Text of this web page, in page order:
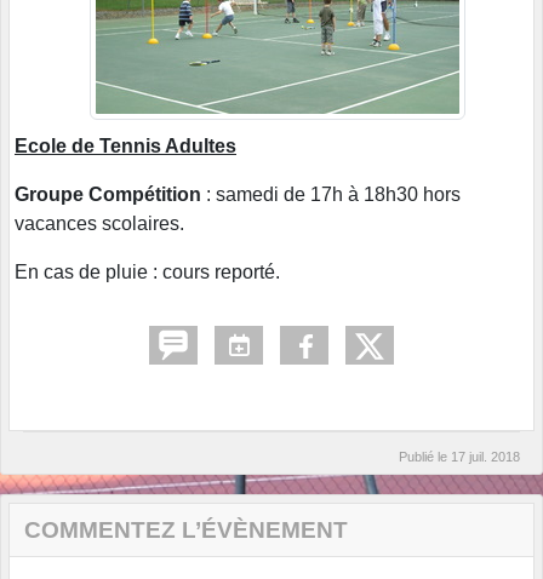
Ecole de Tennis Adultes
Groupe Compétition : samedi de 17h à 18h30 hors
vacances scolaires.
En cas de pluie : cours reporté.
Publié le 17 juil. 2018
COMMENTEZ L’ÉVÈNEMENT